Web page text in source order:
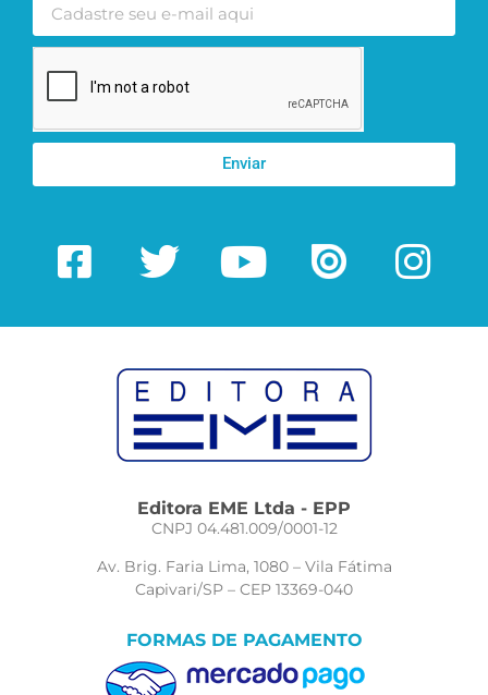
Enviar
Editora EME Ltda - EPP
CNPJ 04.481.009/0001-12
Av. Brig. Faria Lima, 1080 – Vila Fátima
Capivari/SP – CEP 13369-040
FORMAS DE PAGAMENTO